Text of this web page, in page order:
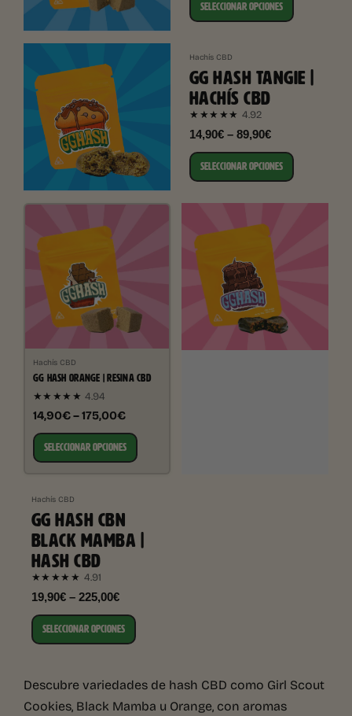
SELECCIONAR OPCIONES
Hachís CBD
GG HASH TANGIE |
HACHÍS CBD
★★★★★ 4.92
14,90€ – 89,90€
SELECCIONAR OPCIONES
Hachís CBD
GG HASH ORANGE | RESINA CBD
★★★★★ 4.94
14,90€ – 175,00€
SELECCIONAR OPCIONES
Hachís CBD
GG HASH CBN
BLACK MAMBA |
HASH CBD
★★★★★ 4.91
19,90€ – 225,00€
SELECCIONAR OPCIONES
Descubre variedades de hash CBD como Girl Scout
Cookies, Black Mamba u Orange, con aromas